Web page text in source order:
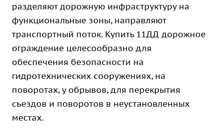
разделяют дорожную инфраструктуру на
функциональные зоны, направляют
транспортный поток. Купить 11ДД дорожное
ограждение целесообразно для
обеспечения безопасности на
гидротехнических сооружениях, на
поворотах, у обрывов, для перекрытия
съездов и поворотов в неустановленных
местах.